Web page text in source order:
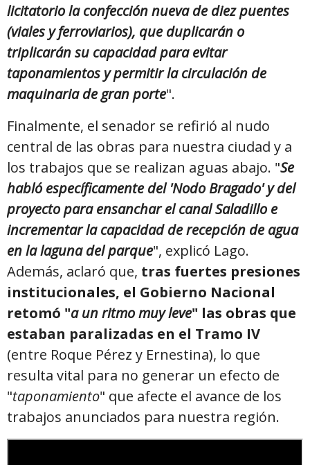
licitatorio la confección nueva de diez puentes
(viales y ferroviarios), que duplicarán o
triplicarán su capacidad para evitar
taponamientos y permitir la circulación de
maquinaria de gran porte".
Finalmente, el senador se refirió al nudo
central de las obras para nuestra ciudad y a
los trabajos que se realizan aguas abajo. "Se
habló específicamente del 'Nodo Bragado' y del
proyecto para ensanchar el canal Saladillo e
incrementar la capacidad de recepción de agua
en la laguna del parque", explicó Lago.
Además, aclaró que, tras fuertes presiones
institucionales, el Gobierno Nacional
retomó "a un ritmo muy leve" las obras que
estaban paralizadas en el Tramo IV
(entre Roque Pérez y Ernestina), lo que
resulta vital para no generar un efecto de
"taponamiento" que afecte el avance de los
trabajos anunciados para nuestra región.